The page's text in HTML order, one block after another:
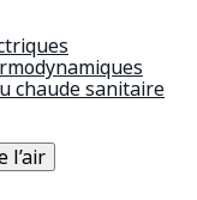
chaude sanitaire
l’air